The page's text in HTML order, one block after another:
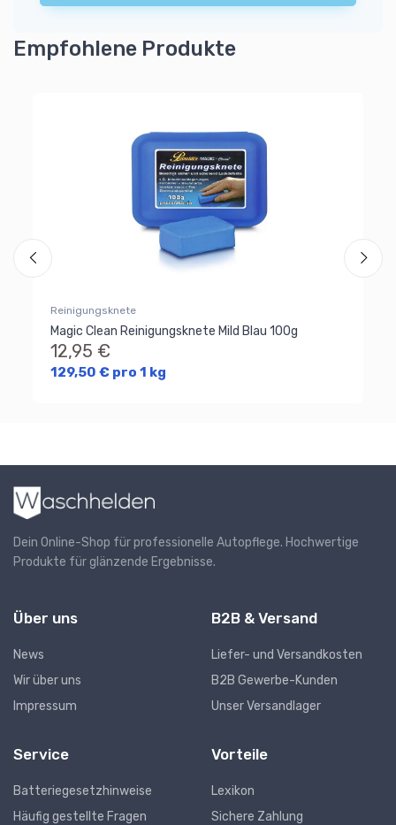
Empfohlene Produkte
Reinigungsknete
Magic Clean Reinigungsknete Mild Blau 100g
12,95 €
129,50 € pro 1 kg
Dein Online-Shop für professionelle Autopflege. Hochwertige
Produkte für glänzende Ergebnisse.
Über uns
News
Wir über uns
Impressum
B2B & Versand
Liefer- und Versandkosten
B2B Gewerbe-Kunden
Unser Versandlager
Service
Batteriegesetzhinweise
Häufig gestellte Fragen
Vorteile
Lexikon
Sichere Zahlung